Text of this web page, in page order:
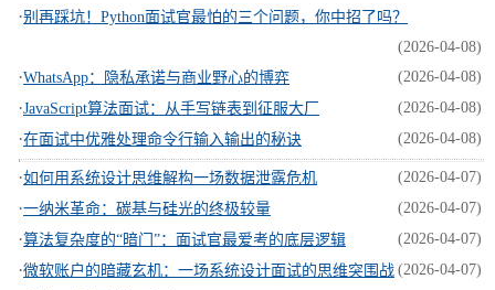
·别再踩坑！Python面试官最怕的三个问题，你中招了吗？
(2026-04-08)
·WhatsApp：隐私承诺与商业野心的博弈 (2026-04-08)
·JavaScript算法面试：从手写链表到征服大厂 (2026-04-08)
·在面试中优雅处理命令行输入输出的秘诀 (2026-04-08)
·如何用系统设计思维解构一场数据泄露危机 (2026-04-07)
·一纳米革命：碳基与硅光的终极较量 (2026-04-07)
·算法复杂度的“暗门”：面试官最爱考的底层逻辑 (2026-04-07)
·微软账户的暗藏玄机：一场系统设计面试的思维突围战 (2026-04-07)